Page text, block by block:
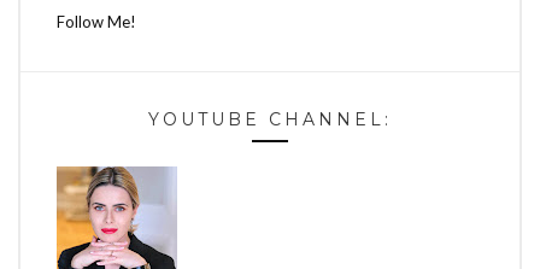
Follow Me!
YOUTUBE CHANNEL: